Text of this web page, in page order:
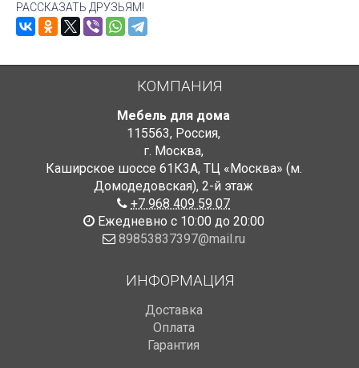
РАССКАЗАТЬ ДРУЗЬЯМ!
КОМПАНИЯ
Мебель для дома
115563, Россия,
г. Москва,
Каширское шоссе 61К3А, ТЦ «Москва» (м.
Домодедовская), 2-й этаж
+7 968 409 59 07
Ежедневно с 10:00 до 20:00
89853837397@mail.ru
ИНФОРМАЦИЯ
Доставка
Оплата
Гарантия